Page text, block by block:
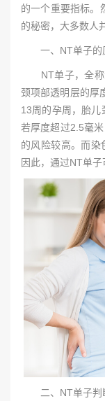
的一个重要指标。
的秘密，大多数人
一、NT单子的
NT单子，全称
颈项部透明层的厚
13周的孕周，胎儿
若厚度超过2.5毫
的风险较高。而染
因此，通过NT单子
二、NT单子判